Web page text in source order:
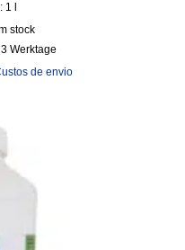
1
stock
3 Werktage
de envio